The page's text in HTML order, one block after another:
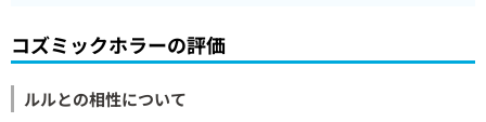
コズミックホラーの評価
ルルとの相性について